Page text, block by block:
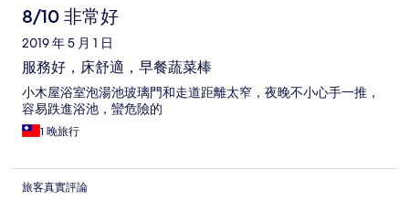
8/10 非常好
2019 年 5 月 1 日
服務好，床舒適，早餐蔬菜棒
小木屋浴室泡湯池玻璃門和走道距離太窄，夜晚不小心手一推，
容易跌進浴池，蠻危險的
1 晚旅行
旅客真實評論